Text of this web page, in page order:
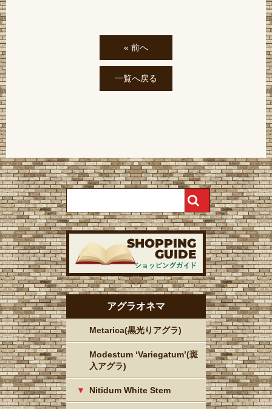
« 前へ
一覧へ戻る
アグラオネマ
Metarica(黒光りアグラ)
Modestum ‘Variegatum’(斑
入アグラ)
Nitidum White Stem